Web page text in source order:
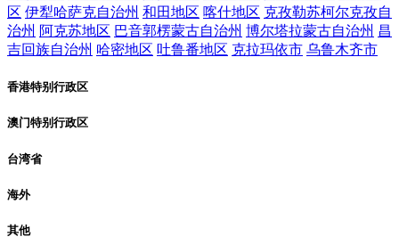
区 伊犁哈萨克自治州 和田地区 喀什地区 克孜勒苏柯尔克孜自
治州 阿克苏地区 巴音郭楞蒙古自治州 博尔塔拉蒙古自治州 昌
吉回族自治州 哈密地区 吐鲁番地区 克拉玛依市 乌鲁木齐市
香港特别行政区
澳门特别行政区
台湾省
海外
其他